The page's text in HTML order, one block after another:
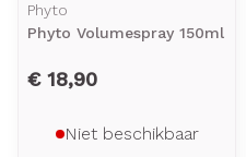
Phyto
Phyto Volumespray 150ml
€ 18,90
Niet beschikbaar